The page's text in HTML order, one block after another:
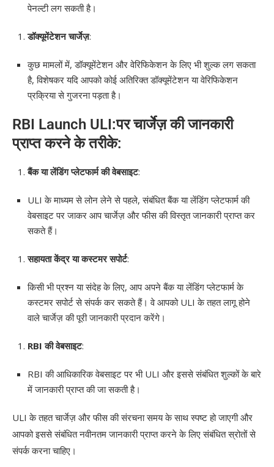
पेनल्टी लग सकती है।
डॉक्यूमेंटेशन चार्जेज़:
कुछ मामलों में, डॉक्यूमेंटेशन और वेरिफिकेशन के लिए भी शुल्क लग सकता
है, विशेषकर यदि आपको कोई अतिरिक्त डॉक्यूमेंटेशन या वेरिफिकेशन
प्रक्रिया से गुजरना पड़ता है।
RBI Launch ULI:पर चार्जेज़ की जानकारी
प्राप्त करने के तरीके:
बैंक या लेंडिंग प्लेटफार्म की वेबसाइट:
ULI के माध्यम से लोन लेने से पहले, संबंधित बैंक या लेंडिंग प्लेटफार्म की
वेबसाइट पर जाकर आप चार्जेज़ और फीस की विस्तृत जानकारी प्राप्त कर
सकते हैं।
सहायता केंद्र या कस्टमर सपोर्ट:
किसी भी प्रश्न या संदेह के लिए, आप अपने बैंक या लेंडिंग प्लेटफार्म के
कस्टमर सपोर्ट से संपर्क कर सकते हैं। वे आपको ULI के तहत लागू होने
वाले चार्जेज़ की पूरी जानकारी प्रदान करेंगे।
RBI की वेबसाइट:
RBI की आधिकारिक वेबसाइट पर भी ULI और इससे संबंधित शुल्कों के बारे
में जानकारी प्राप्त की जा सकती है।
ULI के तहत चार्जेज़ और फीस की संरचना समय के साथ स्पष्ट हो जाएगी और
आपको इससे संबंधित नवीनतम जानकारी प्राप्त करने के लिए संबंधित स्रोतों से
संपर्क करना चाहिए।